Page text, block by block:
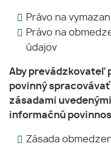
Právo na
Právo na
údajov
Aby prevádzkovateľ
povinný spracovávať
zásadami uvedenými
informačnú
Zásada